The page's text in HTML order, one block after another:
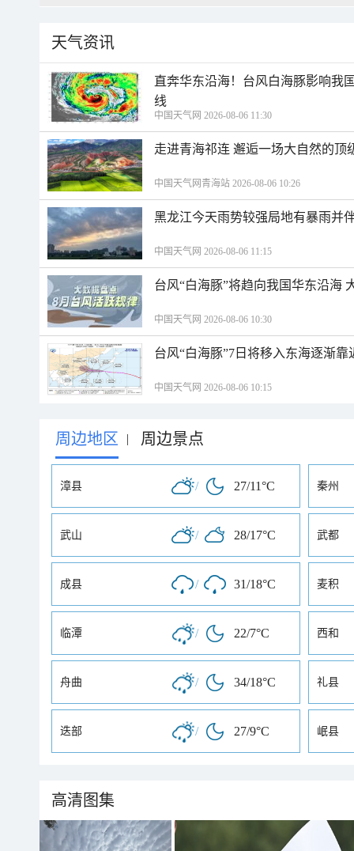
天气资讯
直奔华东沿海！台风白海豚影响我
线
中国天气网 2026-08-06 11:30
走进青海祁连 邂逅一场大自然的顶
中国天气网青海站 2026-08-06 10:26
黑龙江今天雨势较强局地有暴雨并
中国天气网 2026-08-06 11:15
台风“白海豚”将趋向我国华东沿海
中国天气网 2026-08-06 10:30
台风“白海豚”7日将移入东海逐渐
中国天气网 2026-08-06 10:15
周边地区 | 周边景点
漳县 / 27/11°C 秦州
武山 / 28/17°C 武都
成县 / 31/18°C 麦积
临潭 / 22/7°C 西和
舟曲 / 34/18°C 礼县
迭部 / 27/9°C 岷县
高清图集